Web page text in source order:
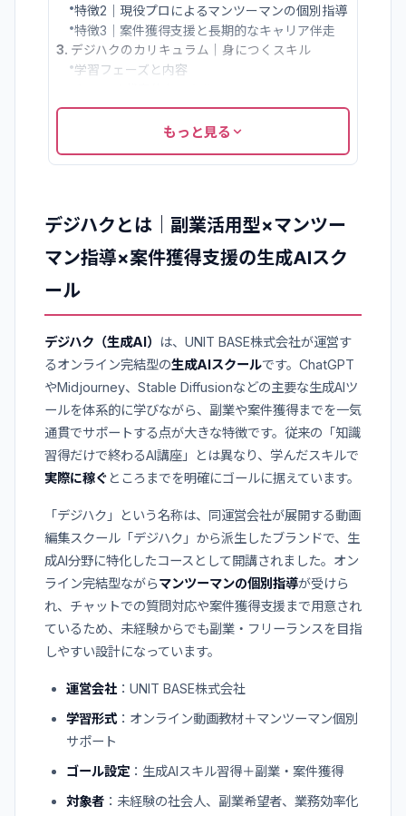
•特徴2｜現役プロによるマンツーマンの個別指導
•特徴3｜案件獲得支援と長期的なキャリア伴走
3. デジハクのカリキュラム｜身につくスキル
•学習フェーズと内容
4.デジハクの料金・プラン比較
支払い方法・割引について
5
•良い口コミ
•デジハクがおすすめな人
デジハクがおすすめできない人
7 . デジハク受講開始までの流れ
もっと見る
デジハクとは｜副業活用型×マンツー
マン指導×案件獲得支援の生成AIスク
ール
デジハク（生成AI）
は、UNIT BASE株式会社が運営す
るオンライン完結型の生成AIスクールです。ChatGPT
やMidjourney、Stable Diffusionなどの主要な生成AIツ
ールを体系的に学びながら、副業や案件獲得までを一気
通貫でサポートする点が大きな特徴です。従来の「知識
習得だけで終わるAI講座」とは異なり、学んだスキルで
実際に稼ぐ ところまでを明確にゴールに据えています。
「デジハク」という名称は、同運営会社が展開する動画
編集スクール「デジハク」から派生したブランドで、生
成AI分野に特化したコースとして開講されました。オン
ライン完結型ながらマンツーマンの個別指導が受けら
れ、チャットでの質問対応や案件獲得支援まで用意され
ているため、未経験からでも副業・フリーランスを目指
しやすい設計になっています。
運営会社 ：UNIT BASE株式会社
学習形式 ：オンライン動画教材＋マンツーマン個別
サポート
ゴール設定 ：生成AIスキル習得＋副業・案件獲得
対象者 ：未経験の社会人、副業希望者、業務効率化